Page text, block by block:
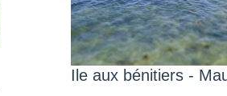
Ile aux bénitiers -